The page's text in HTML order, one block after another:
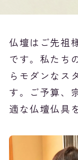
仏壇はご先祖
です。私たち
らモダンなス
す。ご予算、
適な仏壇仏具